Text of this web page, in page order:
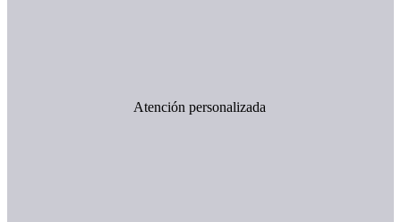
Atención personalizada